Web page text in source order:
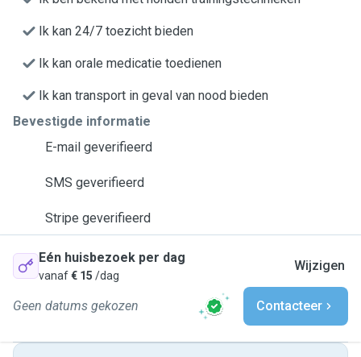
Ik kan 24/7 toezicht bieden
Ik kan orale medicatie toedienen
Ik kan transport in geval van nood bieden
Bevestigde informatie
E-mail geverifieerd
SMS geverifieerd
Stripe geverifieerd
Eén huisbezoek per dag
vanaf€ 15 /dag
Wijzigen
Geen datums gekozen Contacteer